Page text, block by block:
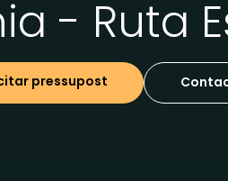
- Ruta
pressupost